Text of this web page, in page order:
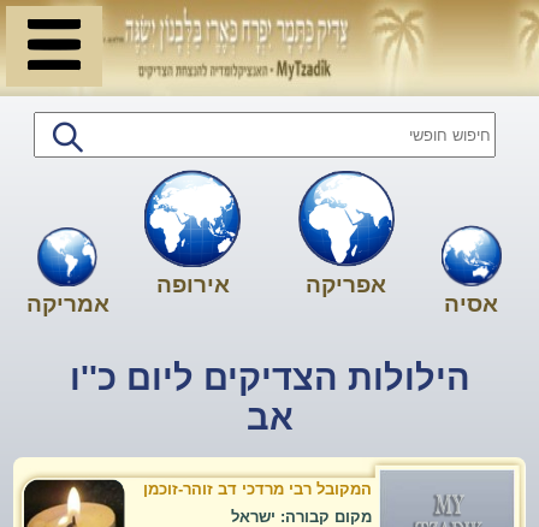
אסיה
אפריקה אירופה
אמריקה
הילולות הצדיקים ליום כ''ו
אב
המקובל רבי מרדכי דב זוהר-זוכמן
מקום קבורה: ישראל